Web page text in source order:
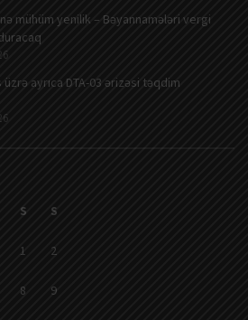
mühüm yenilik – Bəyannamələri vergi
ayrıca DTA-03 ərizəsi təqdim
S S
1 2
8 9